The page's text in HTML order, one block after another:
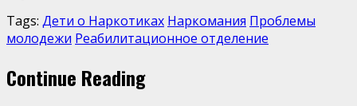
Tags: Дети о Наркотиках Наркомания Проблемы
молодежи Реабилитационное отделение
Continue Reading